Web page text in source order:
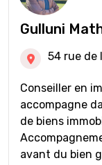
Gulluni
54 rue de
Conseiller en
accompagne
de biens immobiliers. Avis de
avant du bien